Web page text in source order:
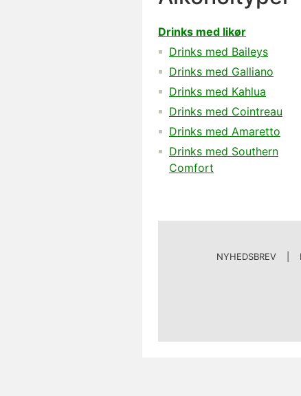
Drinks med likør
Drinks med Baileys
Drinks med Galliano
Drinks med Kahlua
Drinks med Cointreau
Drinks med Amaretto
Drinks med Southern
Comfort
NYHEDSBREV